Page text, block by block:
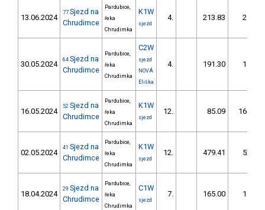
13.06.2024
77 Sjezd na
Chrudimce
Pardubice,
řeka
Chrudimka
K1W
sjezd
4. 213.83 21,7
30.05.2024 64 Sjezd na
Chrudimce
Pardubice,
řeka
Chrudimka
C2W
sjezd
NOVÁ
Eliška
4. 191.30 15,9
16.05.2024
52 Sjezd na
Chrudimce
Pardubice,
řeka
Chrudimka
K1W
sjezd
12. 85.09 166,8
02.05.2024
41 Sjezd na
Chrudimce
Pardubice,
řeka
Chrudimka
K1W
sjezd
12. 479.41 52,6
18.04.2024
29 Sjezd na
Chrudimce
Pardubice,
řeka
Chrudimka
C1W
sjezd
7. 165.00 15,3